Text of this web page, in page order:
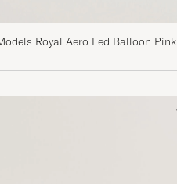
Royal Aero Led Balloon Pink